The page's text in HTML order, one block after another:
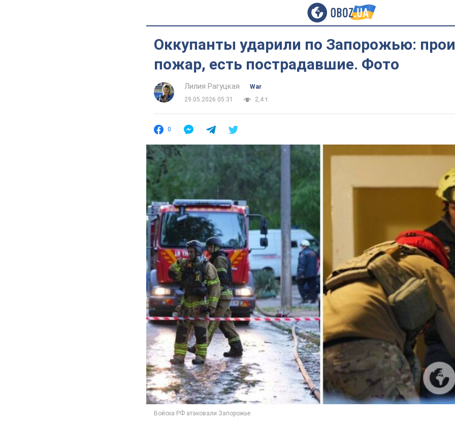
Оккупанты ударили по Запорожью:
пожар, есть пострадавшие. Фото
Лилия Рагуцкая
War
29.05.2026 05:31
2,4 т.
0